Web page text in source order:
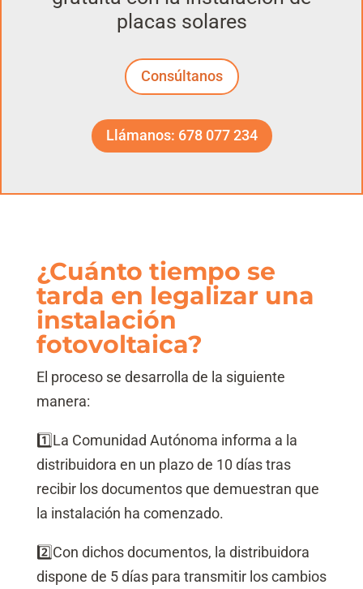
placas solares
Consúltanos
Llámanos: 678 077 234
¿Cuánto tiempo se
tarda en legalizar una
instalación
fotovoltaica?
El proceso se desarrolla de la siguiente
manera:
1️⃣La Comunidad Autónoma informa a la
distribuidora en un plazo de 10 días tras
recibir los documentos que demuestran que
la instalación ha comenzado.
2️⃣Con dichos documentos, la distribuidora
dispone de 5 días para transmitir los cambios